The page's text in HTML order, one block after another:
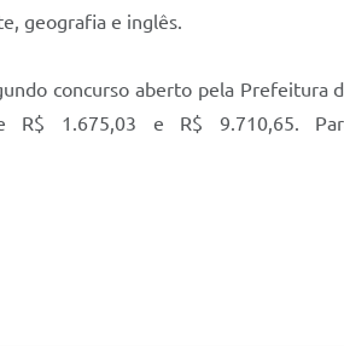
geografia e inglês.
concurso aberto pela Prefeitura
R$ 1.675,03 e R$ 9.710,65.